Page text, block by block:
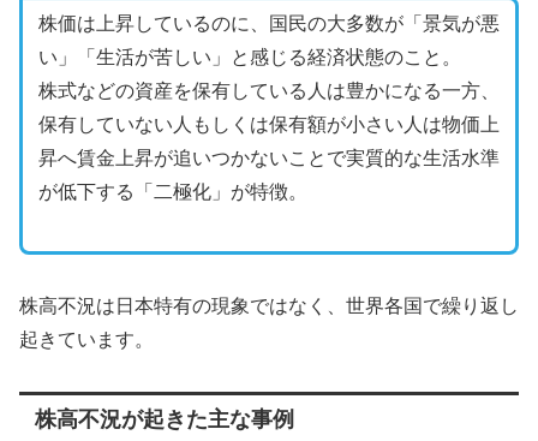
株価は上昇しているのに、国民の大多数が「景気が悪
い」「生活が苦しい」と感じる経済状態のこと。
株式などの資産を保有している人は豊かになる一方、
保有していない人もしくは保有額が小さい人は物価上
昇へ賃金上昇が追いつかないことで実質的な生活水準
が低下する「二極化」が特徴。
株高不況は日本特有の現象ではなく、世界各国で繰り返し
起きています。
株高不況が起きた主な事例